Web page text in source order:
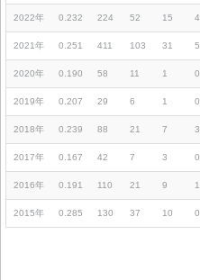
2022年 0.232 224 52 15 4
2021年 0.251 411 103 31 5
2020年 0.190 58 11 1 0
2019年 0.207 29 6 1 0
2018年 0.239 88 21 7 3
2017年 0.167 42 7 3 0
2016年 0.191 110 21 9 1
2015年 0.285 130 37 10 0